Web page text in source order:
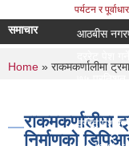
पर्यटन र
समाचार
आठबीस
दररेट पेश गर्ने
Re Invitation
You are
Home » राकमकर्णालीमा
निर्माणको